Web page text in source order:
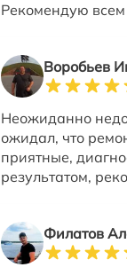
Рекомендую всем
Воробьев
Неожиданно
ожидал, что
приятные,
результатом,
Филатов